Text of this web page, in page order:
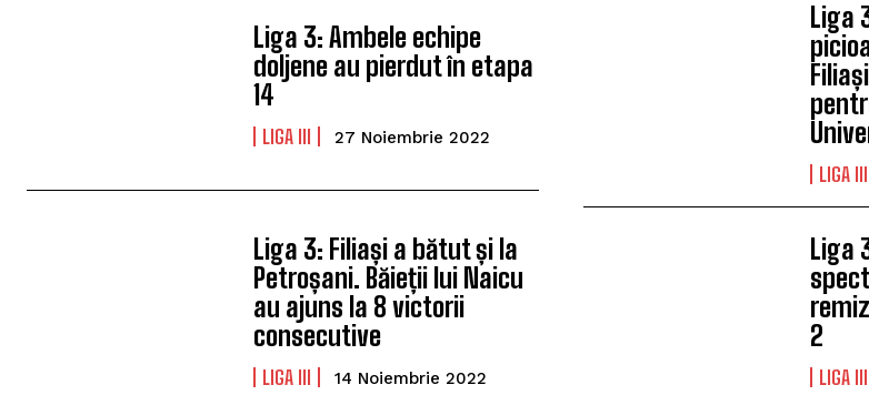
Liga 3: Ambele echipe
doljene au pierdut în etapa
14
LIGA III 27 Noiembrie 2022
Liga
LIGA III
Liga 3: Filiași a bătut și la
Petroșani. Băieții lui Naicu
au ajuns la 8 victorii
consecutive
LIGA III 14 Noiembrie 2022
Liga
2
LIGA III